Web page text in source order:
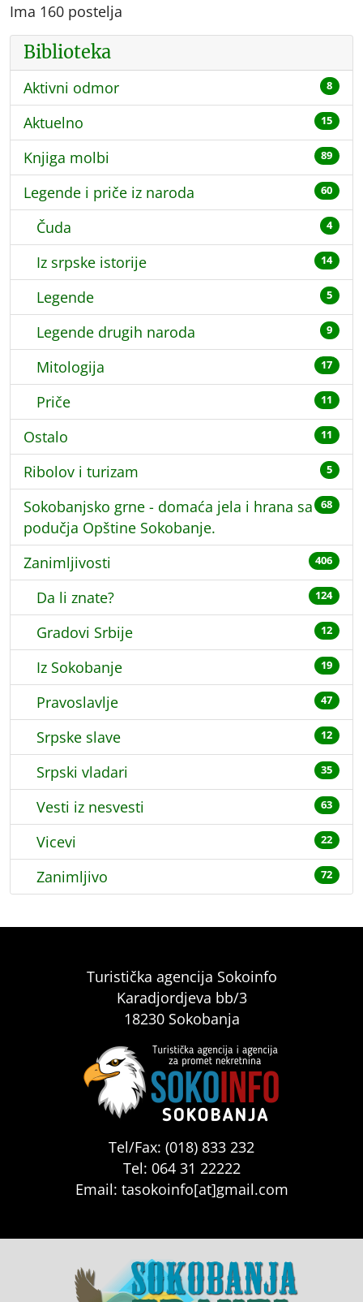
Ima 160 postelja
Biblioteka
Aktivni odmor 8
Aktuelno 15
Knjiga molbi 89
Legende i priče iz naroda 60
Čuda 4
Iz srpske istorije 14
Legende 5
Legende drugih naroda 9
Mitologija 17
Priče 11
Ostalo 11
Ribolov i turizam 5
Sokobanjsko grne - domaća jela i hrana sa
podučja Opštine Sokobanje.
68
Zanimljivosti 406
Da li znate? 124
Gradovi Srbije 12
Iz Sokobanje 19
Pravoslavlje 47
Srpske slave 12
Srpski vladari 35
Vesti iz nesvesti 63
Vicevi 22
Zanimljivo 72
Turistička agencija Sokoinfo
Karadjordjeva bb/3
18230 Sokobanja
Tel/Fax: (018) 833 232
Tel: 064 31 22222
Email: tasokoinfo[at]gmail.com